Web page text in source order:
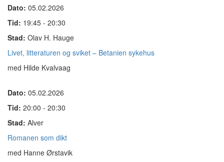
Dato: 05.02.2026
Tid: 19:45 - 20:30
Stad: Olav H. Hauge
Livet, litteraturen og sviket – Betanien sykehus
med Hilde Kvalvaag
Dato: 05.02.2026
Tid: 20:00 - 20:30
Stad: Alver
Romanen som dikt
med Hanne Ørstavik